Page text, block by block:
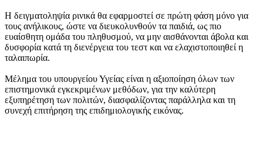
Η δειγματοληψία ρινικά θα εφαρμοστεί σε πρώτη φάση μόνο για
τους ανήλικους, ώστε να διευκολυνθούν τα παιδιά, ως πιο
ευαίσθητη ομάδα του πληθυσμού, να μην αισθάνονται άβολα και
δυσφορία κατά τη διενέργεια του τεστ και να ελαχιστοποιηθεί η
ταλαιπωρία.
Μέλημα του υπουργείου Υγείας είναι η αξιοποίηση όλων των
επιστημονικά εγκεκριμένων μεθόδων, για την καλύτερη
εξυπηρέτηση των πολιτών, διασφαλίζοντας παράλληλα και τη
συνεχή επιτήρηση της επιδημιολογικής εικόνας.